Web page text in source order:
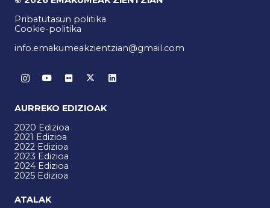
Pribatutasun politika
Cookie-politika
info.emakumeakzientzian@gmail.com
AURREKO EDIZIOAK
2020 Edizioa
2021 Edizioa
2022 Edizioa
2023 Edizioa
2024 Edizioa
2025 Edizioa
ATALAK